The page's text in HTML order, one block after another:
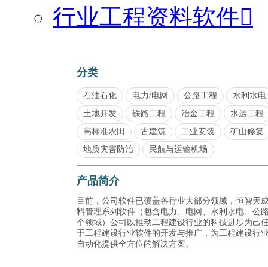
行业工程资料软件
分类
石油石化 电力/电网 公路工程
水利水电
土地开发
铁路工程 冶金工程
水运工程
高标准农田
古建筑 工业安装
矿山修复
地质灾害防治
民航与运输机场
产品简介
目前，公司软件已覆盖各行业大部分领域，恒智天
料管理系列软件（包含电力、电网、水利水电、公
个领域）公司以推动工程建设行业的科技进步为己
于工程建设行业软件的开发与推广，为工程建设行
自动化提供全方位的解决方案。